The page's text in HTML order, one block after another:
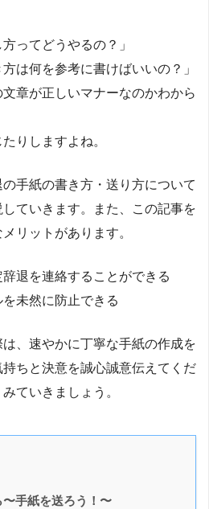
ってどうやるの？」
は何を参考に書けばいいの？」
文章が正しいマナーなのかわから
りしますよね。
手紙の書き方・送り方について
ていきます。また、この記事を
リットがあります。
辞退を連絡することができる
を未然に防止できる
、速やかに丁寧な手紙の作成を
ちと決意を誠心誠意伝えてくだ
ていきましょう。
手紙を送ろう！〜